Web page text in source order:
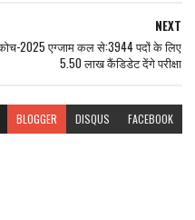
NEXT
2025 एग्जाम कल से:3944 पदों के लिए
5.50 लाख कैंडिडेट देंगे परीक्षा
BLOGGER DISQUS FACEBOOK